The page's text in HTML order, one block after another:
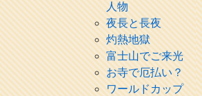
人物
夜長と長夜
灼熱地獄
富士山でご来光
お寺で厄払い？
ワールドカップ